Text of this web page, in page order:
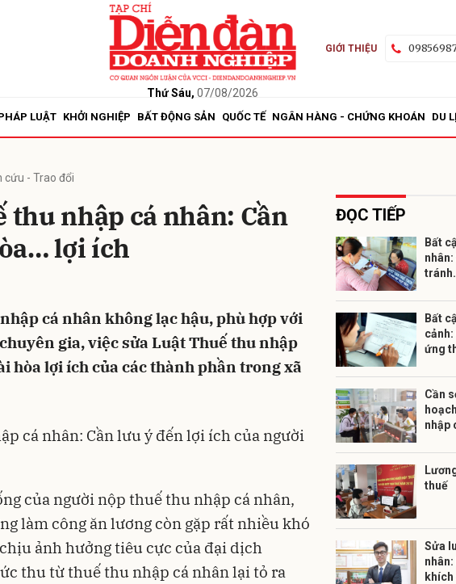
Thứ Sáu, 07/08/2026
GIỚI THIỆU
LUẬT KHỞI NGHIỆP BẤT ĐỘNG SẢN QUỐC TẾ NGÂN HÀNG - CHỨNG KHOÁN DU
cứu - Trao đổi
thu nhập cá nhân: Cần
lợi ích
cá nhân không lạc hậu, phù hợp với
gia, việc sửa Luật Thuế thu nhập
hòa lợi ích của các thành phần trong xã
cá nhân: Cần lưu ý đến lợi ích của người
của người nộp thuế thu nhập cá nhân,
làm công ăn lương còn gặp rất nhiều khó
ảnh hưởng tiêu cực của đại dịch
thu từ thuế thu nhập cá nhân lại tỏ ra
ĐỌC TIẾP
Bất
Bất
ứng
Cần
nhập
thuế
Sửa
Gửi